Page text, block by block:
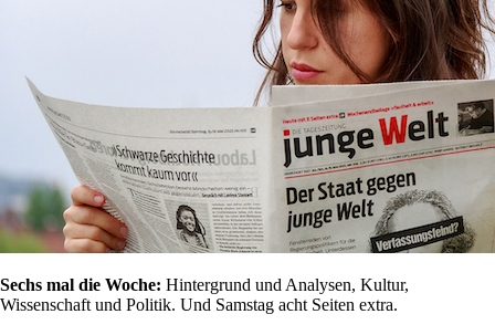
Sechs mal die Woche: Hintergrund und Analysen, Kultur,
Wissenschaft und Politik. Und Samstag acht Seiten extra.